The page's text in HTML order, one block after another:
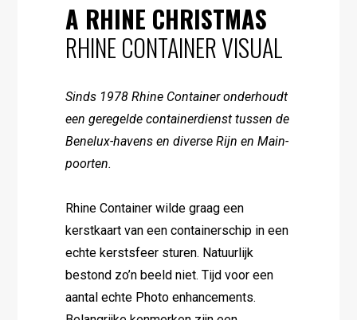
A RHINE CHRISTMAS
RHINE CONTAINER VISUAL
Sinds 1978 Rhine Container onderhoudt
een geregelde containerdienst tussen de
Benelux-havens en diverse Rijn en Main-
poorten.
Rhine Container wilde graag een
kerstkaart van een containerschip in een
echte kerstsfeer sturen. Natuurlijk
bestond zo’n beeld niet. Tijd voor een
aantal echte Photo enhancements.